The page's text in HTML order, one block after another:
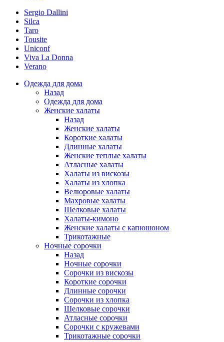
Sergio Dallini
Silca
Taro
Tousite
Uniconf
Viva La Donna
Verano
Одежда для дома
Назад
Одежда для дома
Женские халаты
Назад
Женские халаты
Короткие халаты
Длинные халаты
Женские теплые халаты
Атласные халаты
Халаты из вискозы
Халаты из хлопка
Велюровые халаты
Махровые халаты
Шелковые халаты
Халаты-кимоно
Женские халаты с капюшоном
Трикотажные
Ночные сорочки
Назад
Ночные сорочки
Сорочки из вискозы
Короткие сорочки
Длинные сорочки
Сорочки из хлопка
Шелковые сорочки
Атласные сорочки
Сорочки с кружевами
Трикотажные сорочки